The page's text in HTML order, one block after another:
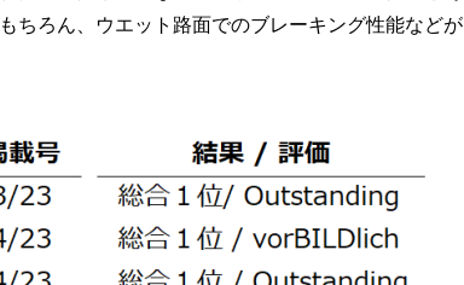
ちろん、ウエット路面でのブレーキング性能などが